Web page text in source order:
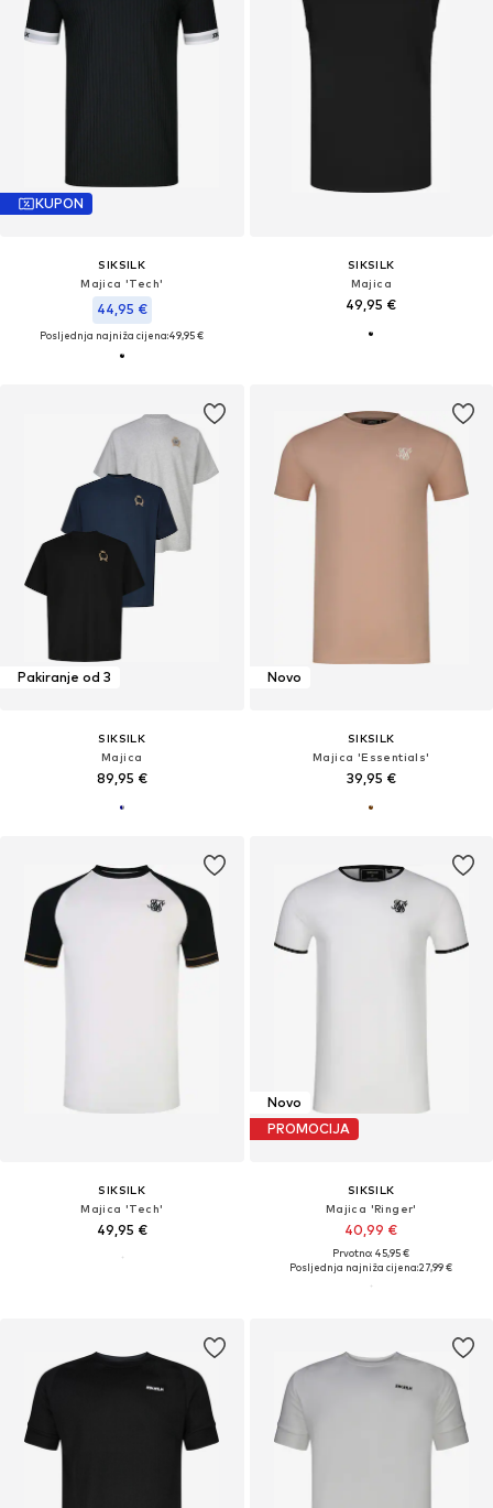
KUPON
SIKSILK
Majica 'Tech'
44,95 €
Posljednja najniža cijena:49,95 €
SIKSILK
Majica
49,95 €
Pakiranje od 3
SIKSILK
Majica
89,95 €
Novo
SIKSILK
Majica 'Essentials'
39,95 €
SIKSILK
Majica 'Tech'
49,95 €
Novo
PROMOCIJA
SIKSILK
Majica 'Ringer'
40,99 €
Prvotno: 45,95 €
Posljednja najniža cijena:27,99 €